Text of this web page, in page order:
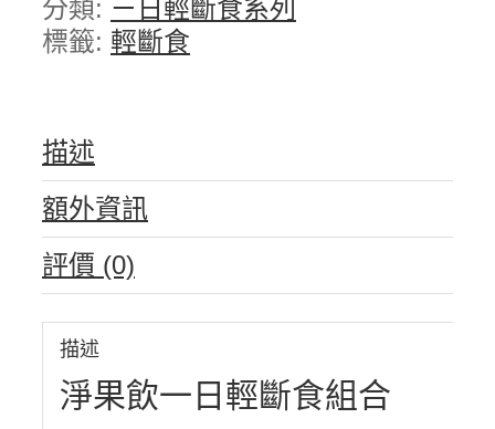
分類: ㄧ日輕斷食系列
標籤: 輕斷食
描述
額外資訊
評價 (0)
描述
淨果飲一日輕斷食組合